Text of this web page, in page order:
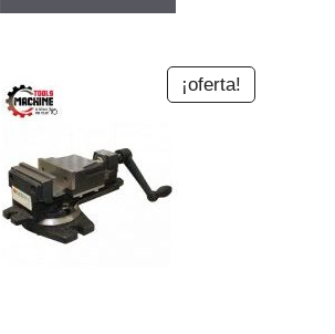
¡oferta!